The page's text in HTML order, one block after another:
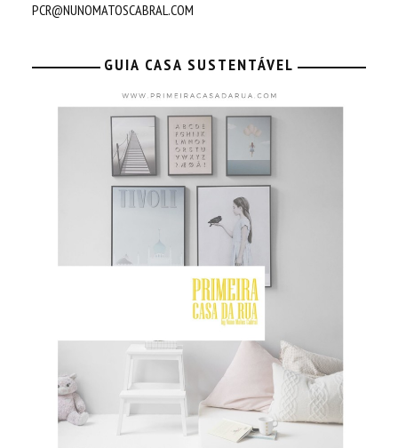
PCR@NUNOMATOSCABRAL.COM
GUIA CASA SUSTENTÁVEL